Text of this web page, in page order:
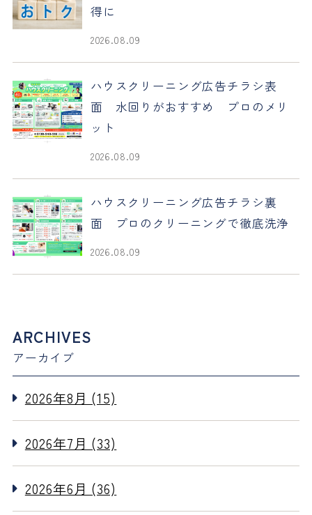
得に
2026.08.09
ハウスクリーニング広告チラシ表
面 水回りがおすすめ プロのメリ
ット
2026.08.09
ハウスクリーニング広告チラシ裏
面 プロのクリーニングで徹底洗浄
2026.08.09
ARCHIVES
アーカイブ
2026年8月 (15)
2026年7月 (33)
2026年6月 (36)